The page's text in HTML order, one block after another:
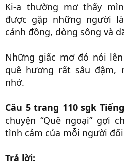
Ki-a thường mơ thấy
được gặp những người
cánh đồng, dòng sông và
Những giấc mơ đó nói
quê hương rất sâu đậm,
nhớ.
Câu 5 trang 110 sgk
chuyện “Quê ngoại” gợi
tình cảm của mỗi người
Trả lời: